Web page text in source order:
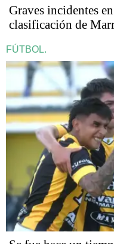
Graves incidentes
clasificación de
FÚTBOL.